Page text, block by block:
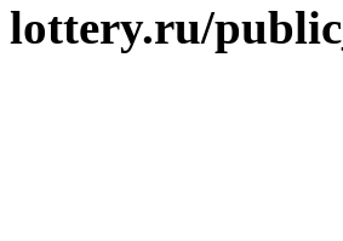
lottery.ru/